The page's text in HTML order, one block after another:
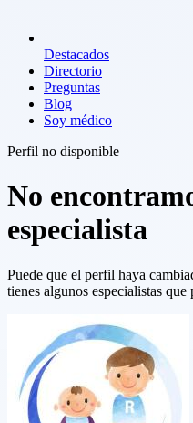
Destacados
Directorio
Preguntas
Blog
Soy médico
Perfil no disponible
No
especialista
Puede que el perfil haya
tienes algunos especialistas que